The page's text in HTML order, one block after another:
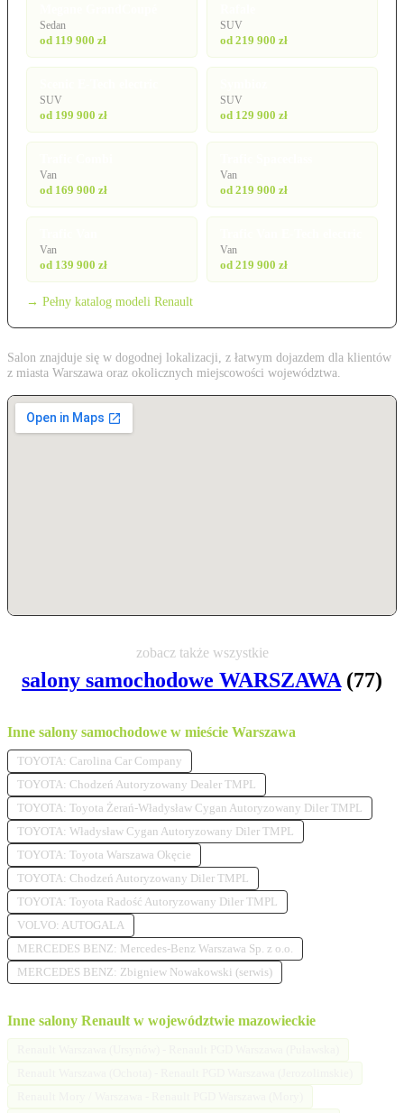
Sedan
od 119 900 zł
SUV
od 219 900 zł
SUV
od 199 900 zł
SUV
od 129 900 zł
Van
od 169 900 zł
Van
od 219 900 zł
Van
od 139 900 zł
Van
od 219 900 zł
→ Pełny katalog modeli Renault
Salon znajduje się w dogodnej lokalizacji, z łatwym dojazdem dla klientów
z miasta Warszawa oraz okolicznych miejscowości województwa.
zobacz także wszystkie
salony samochodowe WARSZAWA(77)
Inne salony samochodowe w mieście Warszawa
TOYOTA: Carolina Car Company
TOYOTA: Chodzeń Autoryzowany Dealer TMPL
TOYOTA: Toyota Żerań-Władysław Cygan Autoryzowany Diler TMPL
TOYOTA: Władysław Cygan Autoryzowany Diler TMPL
TOYOTA: Toyota Warszawa Okęcie
TOYOTA: Chodzeń Autoryzowany Diler TMPL
TOYOTA: Toyota Radość Autoryzowany Diler TMPL
VOLVO: AUTOGALA
MERCEDES BENZ: Mercedes-Benz Warszawa Sp. z o.o.
MERCEDES BENZ: Zbigniew Nowakowski (serwis)
Inne salony Renault w województwie mazowieckie